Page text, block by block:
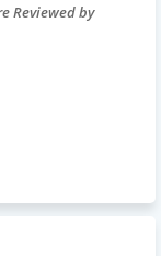
Reviewed by